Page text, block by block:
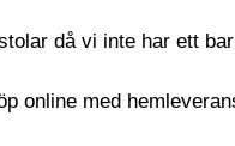
då vi inte har ett
online med